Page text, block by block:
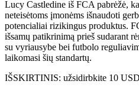
Lucy Castledine iš FCA pabrėžė,
neteisėtoms įmonėms išnaudoti
potencialiai rizikingus produktus.
išsamų patikrinimą prieš sudarant
su vyriausybe bei futbolo
laikomasi šių standartų.
IŠSKIRTINIS: užsidirbkite 10